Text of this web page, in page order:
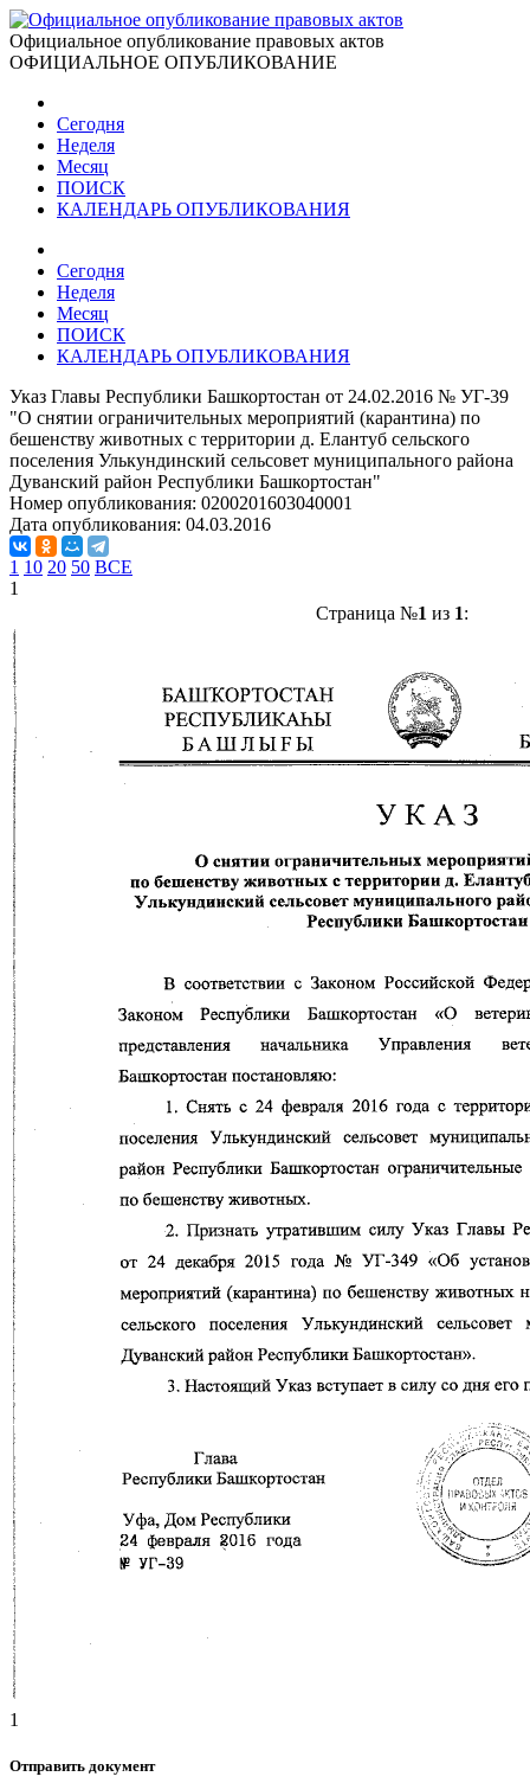
Официальное опубликование правовых актов
ОФИЦИАЛЬНОЕ ОПУБЛИКОВАНИЕ
Сегодня
Неделя
Месяц
ПОИСК
КАЛЕНДАРЬ ОПУБЛИКОВАНИЯ
Сегодня
Неделя
Месяц
ПОИСК
КАЛЕНДАРЬ ОПУБЛИКОВАНИЯ
Указ Главы Республики Башкортостан от 24.02.2016 № УГ-39
"О снятии ограничительных мероприятий (карантина) по
бешенству животных с территории д. Елантуб сельского
поселения Улькундинский сельсовет муниципального района
Дуванский район Республики Башкортостан"
Номер опубликования: 0200201603040001
Дата опубликования: 04.03.2016
1 10 20 50 ВСЕ
1
Страница №1 из 1:
1
Отправить документ